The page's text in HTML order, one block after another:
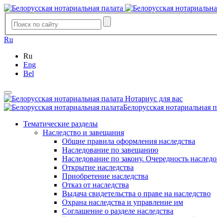
Ru
Ru
Eng
Bel
Нотариус для вас
Белорусская нотариальная
Тематические разделы
Наследство и завещания
Общие правила оформления наследства
Наследование по завещанию
Наследование по закону. Очередность
Открытие наследства
Приобретение наследства
Отказ от наследства
Выдача свидетельства о праве на наследство
Охрана наследства и управление им
Соглашение о разделе наследства